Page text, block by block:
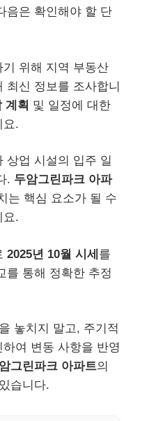
음은 확인해야 할 단
위해 지역 부동산
최신 정보를 조사합니
계획 및 일정에 대한
요.
상업 시설의 입주 일
. 두암그린파크 아파
는 핵심 요소가 될 수
요.
2025년 10월 시세 를
를 통해 정확한 추정
놓치지 말고, 주기적
여 변동 사항을 반영
그린파크 아파트의
습니다.